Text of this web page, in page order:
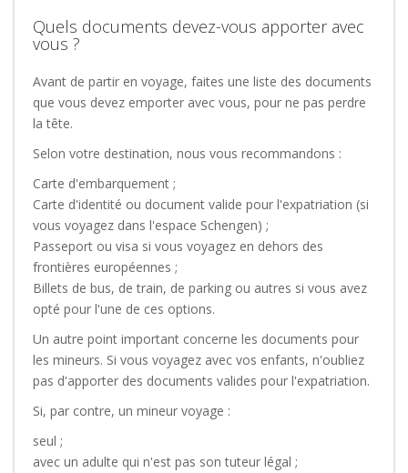
Quels documents devez-vous apporter avec
vous ?
Avant de partir en voyage, faites une liste des documents
que vous devez emporter avec vous, pour ne pas perdre
la tête.
Selon votre destination, nous vous recommandons :
Carte d'embarquement ;
Carte d'identité ou document valide pour l'expatriation (si
vous voyagez dans l'espace Schengen) ;
Passeport ou visa si vous voyagez en dehors des
frontières européennes ;
Billets de bus, de train, de parking ou autres si vous avez
opté pour l'une de ces options.
Un autre point important concerne les documents pour
les mineurs. Si vous voyagez avec vos enfants, n'oubliez
pas d'apporter des documents valides pour l'expatriation.
Si, par contre, un mineur voyage :
seul ;
avec un adulte qui n'est pas son tuteur légal ;